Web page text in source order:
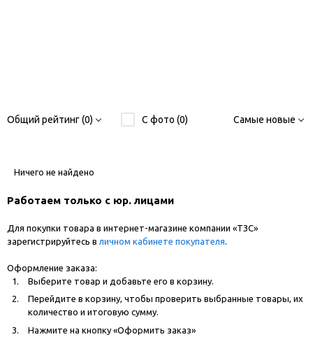
Общий рейтинг (0) С фото (0) Самые новые
Ничего не найдено
Работаем только с юр. лицами
Для покупки товара в интернет-магазине компании «ТЗС»
зарегистрируйтесь в личном кабинете покупателя
Оформление заказа:
Выберите товар и добавьте его в корзину.
Перейдите в корзину, чтобы проверить выбранные товары, их
количество и итоговую сумму.
Нажмите на кнопку «Оформить заказ»